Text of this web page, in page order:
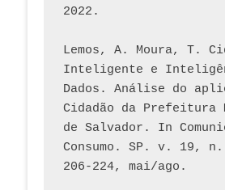
2022.
Lemos, A. Moura, T.
Inteligente e
Dados. Análise do
Cidadão da Prefeitura
de Salvador. In
Consumo. SP. v. 19,
206-224, mai/ago.